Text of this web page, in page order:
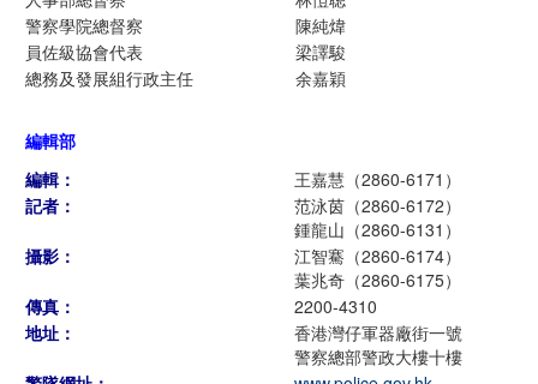
警察學院總督察
陳純煒
員佐級協會代表
梁譯駿
總務及發展組行政主任
余嘉穎
編輯部
編輯：
王嘉慧（2860-6171）
記者：
范泳茵（2860-6172）
鍾龍山（2860-6131）
攝影：
江智騫（2860-6174）
葉兆奇（2860-6175）
傳真：
2200-4310
地址：
香港灣仔軍器廠街一號
警察總部警政大樓十樓